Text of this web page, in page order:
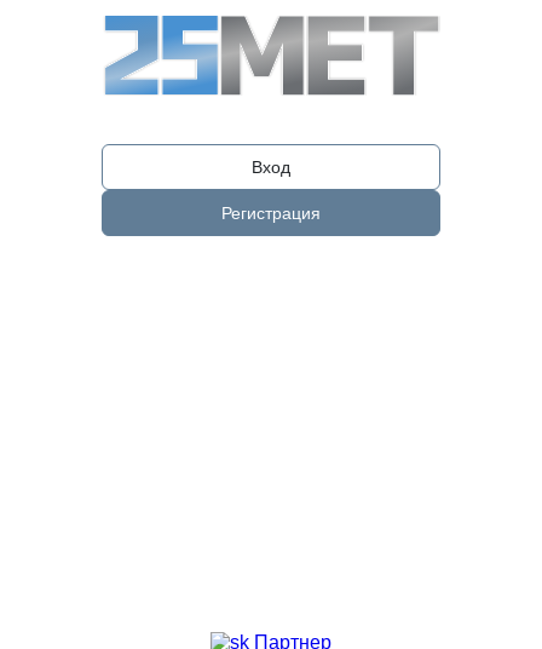
Вход
Регистрация